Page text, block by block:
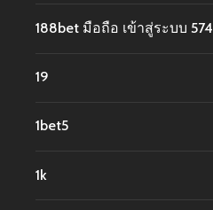
188bet มือถือ เข้าสู่ระบบ 574
19
1bet5
1k